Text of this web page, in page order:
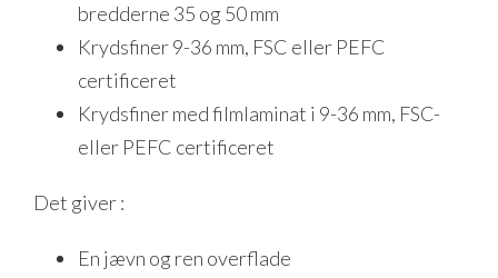
bredderne 35 og 50 mm
Krydsfiner 9-36 mm, FSC eller PEFC
certificeret
Krydsfiner med filmlaminat i 9-36 mm, FSC-
eller PEFC certificeret
Det giver :
En jævn og ren overflade